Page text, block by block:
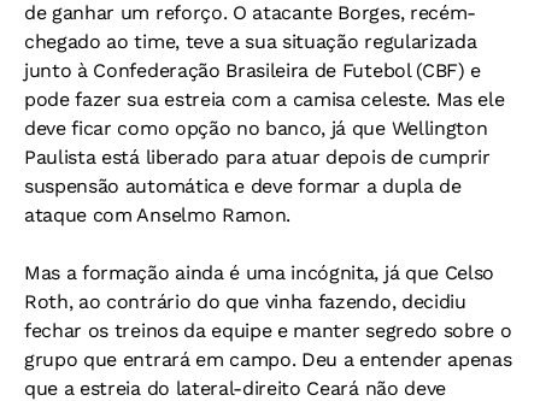
de ganhar um reforço. O atacante Borges, recém-
chegado ao time, teve a sua situação regularizada
junto à Confederação Brasileira de Futebol (CBF) e
pode fazer sua estreia com a camisa celeste. Mas ele
deve ficar como opção no banco, já que Wellington
Paulista está liberado para atuar depois de cumprir
suspensão automática e deve formar a dupla de
ataque com Anselmo Ramon.
Mas a formação ainda é uma incógnita, já que Celso
Roth, ao contrário do que vinha fazendo, decidiu
fechar os treinos da equipe e manter segredo sobre o
grupo que entrará em campo. Deu a entender apenas
que a estreia do lateral-direito Ceará não deve